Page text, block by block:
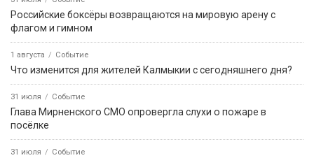
Российские боксёры возвращаются на мировую арену с
флагом и гимном
1 августа Событие
Что изменится для жителей Калмыкии с сегодняшнего дня?
31 июля Событие
Глава Мирненского СМО опровергла слухи о пожаре в
посёлке
31 июля Событие